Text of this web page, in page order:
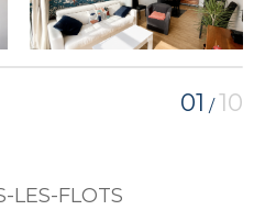
01 /10
LES-FLOTS